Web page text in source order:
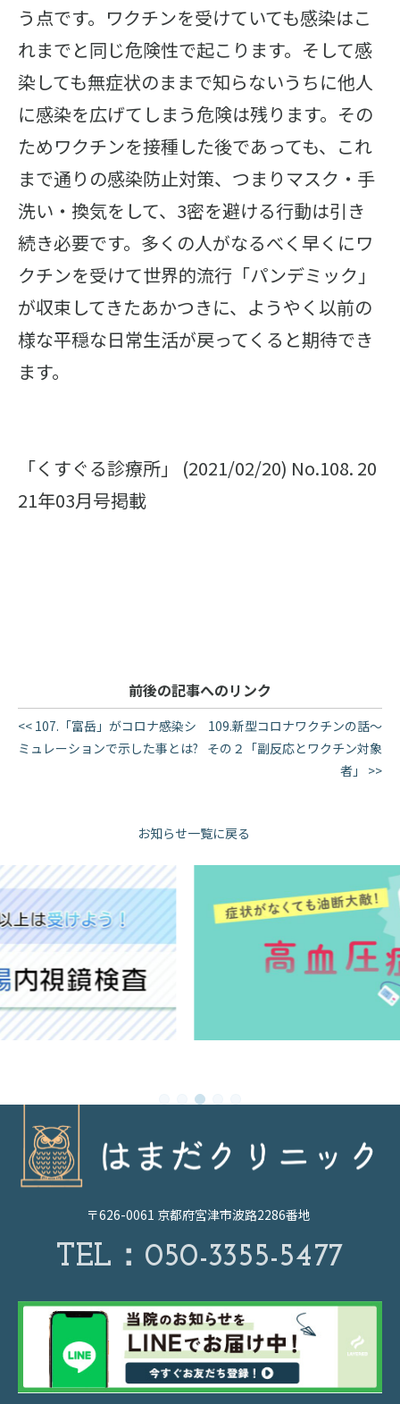
う点です。ワクチンを受けていても感染はこ
れまでと同じ危険性で起こります。そして感
染しても無症状のままで知らないうちに他人
に感染を広げてしまう危険は残ります。その
ためワクチンを接種した後であっても、これ
まで通りの感染防止対策、つまりマスク・手
洗い・換気をして、3密を避ける行動は引き
続き必要です。多くの人がなるべく早くにワ
クチンを受けて世界的流行「パンデミック」
が収束してきたあかつきに、ようやく以前の
様な平穏な日常生活が戻ってくると期待でき
ます。
「くすぐる診療所」 (2021/02/20) No.108. 20
21年03月号掲載
前後の記事へのリンク
<< 107.「富岳」がコロナ感染シ
ミュレーションで示した事とは?
109.新型コロナワクチンの話〜
その２「副反応とワクチン対象
者」 >>
お知らせ一覧に戻る
1 2 3 4 5
〒626-0061 京都府宮津市波路2286番地
TEL： 050-3355-5477